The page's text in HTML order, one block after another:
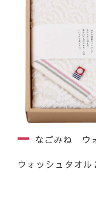
なごみね ウ
ウォッシュタオル